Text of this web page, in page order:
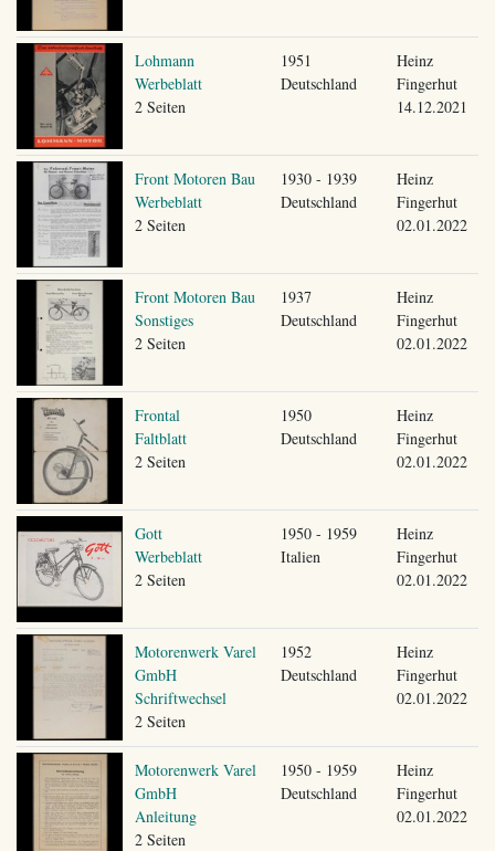
Lohmann
Werbeblatt
2 Seiten
1951
Deutschland
Heinz
Fingerhut
14.12.2021
Front Motoren Bau
Werbeblatt
2 Seiten
1930 - 1939
Deutschland
Heinz
Fingerhut
02.01.2022
Front Motoren Bau
Sonstiges
2 Seiten
1937
Deutschland
Heinz
Fingerhut
02.01.2022
Frontal
Faltblatt
2 Seiten
1950
Deutschland
Heinz
Fingerhut
02.01.2022
Gott
Werbeblatt
2 Seiten
1950 - 1959
Italien
Heinz
Fingerhut
02.01.2022
Motorenwerk Varel
GmbH
Schriftwechsel
2 Seiten
1952
Deutschland
Heinz
Fingerhut
02.01.2022
Motorenwerk Varel
GmbH
Anleitung
2 Seiten
1950 - 1959
Deutschland
Heinz
Fingerhut
02.01.2022